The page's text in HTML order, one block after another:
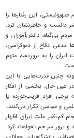
صهیونیستی، این رفتارها را
دانست و خاطرنشان کرد:
بی‌گناه، دانش‌آموزان و
مدعی دفاع از دموکراسی،
ایران را به تروریسم متهم
چنین قدرت‌هایی با این
عین حال، بخشی از افکار
برخی افراد فریب‌خورده یا
و سیاسی تکرار می‌کنند.
کم‌نظیر ملت ایران اظهار
و ترور سر خم نخواهند کرد.